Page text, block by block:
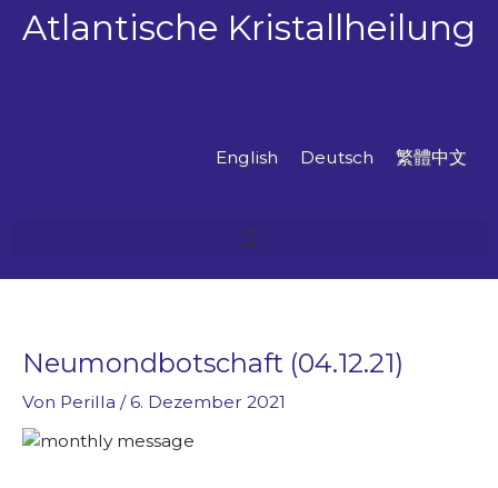
Zum
InhaltAtlantische Kristallheilung
English Deutsch 繁體中文
Neumondbotschaft (04.12.21)
Von Perilla /6. Dezember 2021